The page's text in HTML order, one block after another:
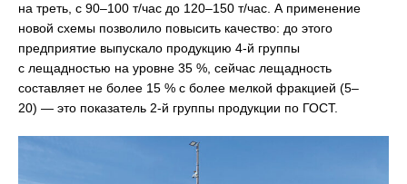
на треть, с 90–100 т/час до 120–150 т/час. А применение
новой схемы позволило повысить качество: до этого
предприятие выпускало продукцию 4-й группы
с лещадностью на уровне 35 %, сейчас лещадность
составляет не более 15 % с более мелкой фракцией (5–
20) — это показатель 2-й группы продукции по ГОСТ.